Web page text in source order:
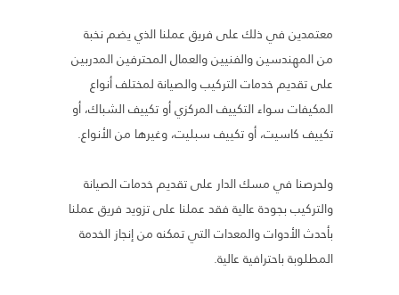
معتمدين في ذلك على فريق عملنا الذي يضم نخبة
من المهندسين والفنيين والعمال المحترفين المدربين
على تقديم خدمات التركيب والصيانة لمختلف أنواع
المكيفات سواء التكييف المركزي أو تكييف الشباك، أو
تكييف كاسيت، أو تكييف سبليت، وغيرها من الأنواع.
ولحرصنا في مسك الدار على تقديم خدمات الصيانة
والتركيب بجودة عالية فقد عملنا على تزويد فريق عملنا
بأحدث الأدوات والمعدات التي تمكنه من إنجاز الخدمة
المطلوبة باحترافية عالية.